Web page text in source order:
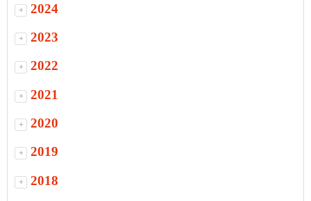
+ 2024
+ 2023
+ 2022
+ 2021
+ 2020
+ 2019
+ 2018